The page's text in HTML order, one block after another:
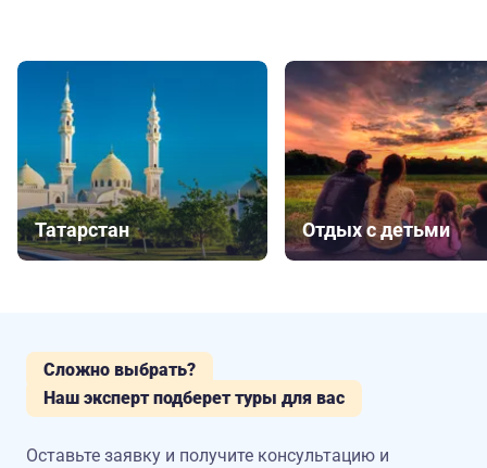
Татарстан Отдых с детьми
Сложно выбрать?
Наш эксперт подберет туры для вас
Оставьте заявку и получите консультацию и